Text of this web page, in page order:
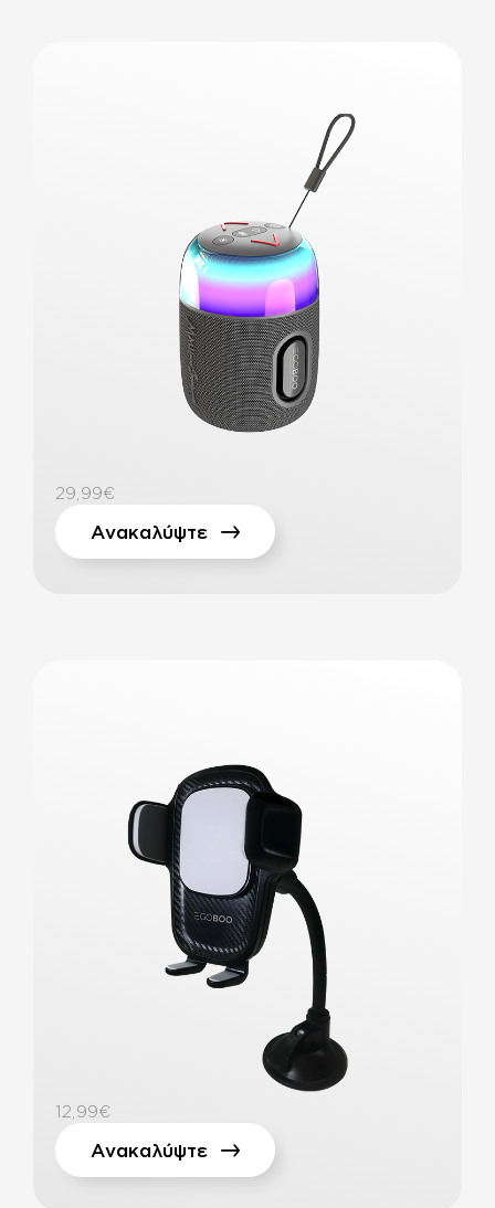
Ανακαλύψτε
29,99€
Ανακαλύψτε
12,99€